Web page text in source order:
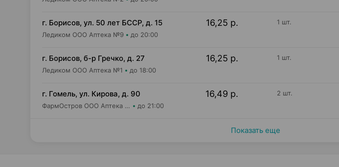
г. Борисов, ул. 50 лет БССР, д. 15
Ледиком ООО Аптека №9 до 20:00
16,25 р. 1 шт.
г. Борисов, б-р Гречко, д. 27
Ледиком ООО Аптека №1 до 18:00
16,25 р. 1 шт.
г. Гомель, ул. Кирова, д. 90
ФармОстров ООО Аптека №8 на Кирова до 21:00
16,49 р. 2 шт.
Показать еще